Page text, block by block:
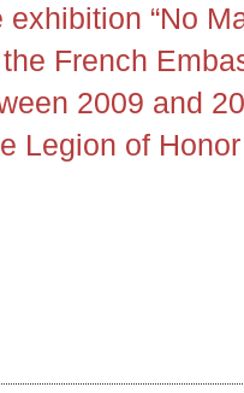
“No
French
2009 and
Legion of